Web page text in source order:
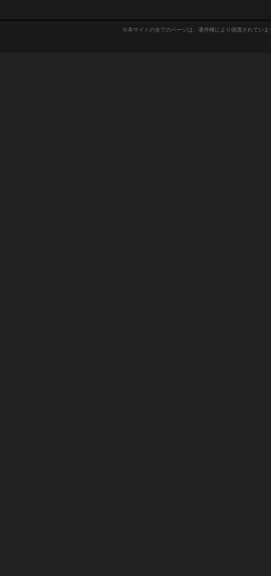
※本サイトの全てのページは、著作権により保護されてい